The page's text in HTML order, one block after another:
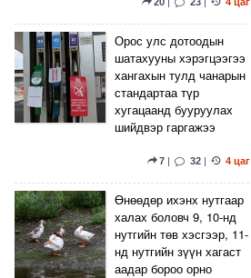
Орос улс дотоодын
шатахууны хэрэгцээгээ
хангахын тулд чанарын
стандартаа түр
хугацаанд бууруулах
шийдвэр гаргажээ
7 | 32 | 4 цаг
Өнөөдөр ихэнх нутгаар
халах боловч 9, 10-нд
нутгийн төв хэсгээр, 11-
нд нутгийн зүүн хагаст
аадар бороо орно